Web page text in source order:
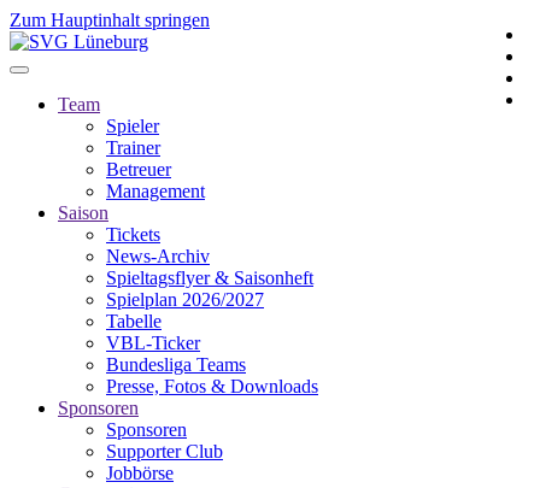
Zum Hauptinhalt springen
Team
Spieler
Trainer
Betreuer
Management
Saison
Tickets
News-Archiv
Spieltagsflyer & Saisonheft
Spielplan 2026/2027
Tabelle
VBL-Ticker
Bundesliga Teams
Presse, Fotos & Downloads
Sponsoren
Sponsoren
Supporter Club
Jobbörse